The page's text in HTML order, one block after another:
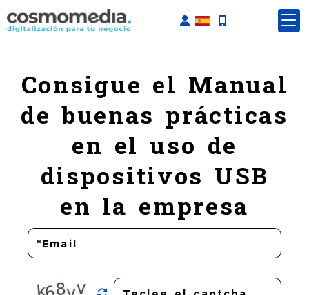
Identifícate
Consigue el Manual
de buenas prácticas
en el uso de
dispositivos USB
en la empresa